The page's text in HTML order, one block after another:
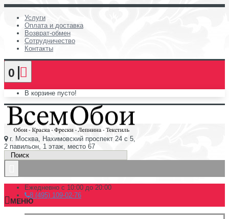
Услуги
Оплата и доставка
Возврат-обмен
Сотрудничество
Контакты
0
В корзине пусто!
г. Москва, Нахимовский проспект 24 с 5,
2 павильон, 1 этаж, место 67
Ежедневно с 10:00 до 20:00
8 (495) 109-02-76
МЕНЮ